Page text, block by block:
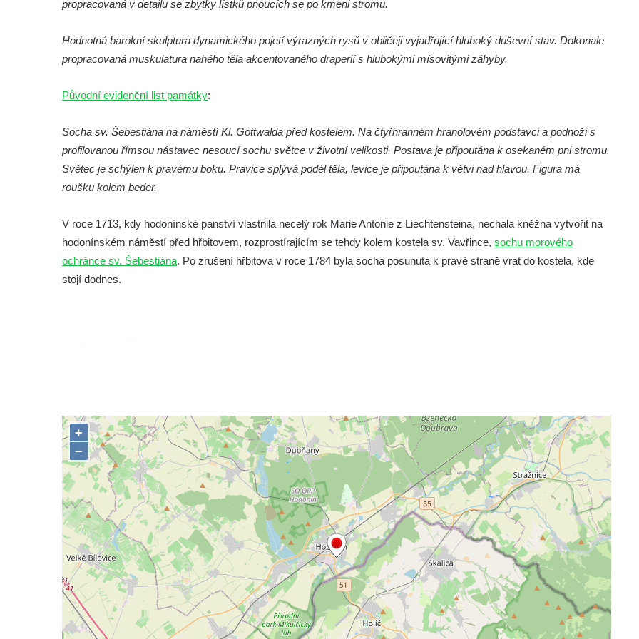
Socha Orlice v ZOO Hluboká
Socha Tygr v ZOO Hluboká
Socha Včela v ZOO Hluboká
Socha Housenka v ZOO Hluboká
Socha Nosorožík v ZOO Hluboká
Socha Beruška v ZOO Hluboká
Socha Vážka v ZOO Hluboká
Socha Volavka v ZOO Hluboká
Flamingo trůn v ZOO Hluboká
Reliéf Rodina a práce na budově záložny
čp. 69/1 v Českých Budějovicích
Socha Jana Valeria Jirsíka u Černé věže v
Českých Budějovicích
Socha Krista klesajícího pod křížem u
kostela svatého Mikuláše v Českých
Budějovicích
Socha svatého Jana Nepomuckého u
kostela svaté Rodiny v Českých
Budějovicích
Socha S tebou v parku na Senovážném
náměstí v Českých Budějovicích
propracovaná v detailu se zbytky lístků pnoucích se po kmeni stromu.
Hodnotná barokní skulptura dynamického pojetí výrazných rysů v obličeji vyjadřující hluboký duševní stav. Dokonale
propracovaná muskulatura nahého těla akcentovaného draperií s hlubokými mísovitými záhyby.
Původní evidenční list památky:
Socha sv. Šebestiána na náměstí Kl. Gottwalda před kostelem. Na čtyřhranném hranolovém podstavci a podnoži s
profilovanou římsou nástavec nesoucí sochu světce v životní velikosti. Postava je připoutána k osekaném pni stromu.
Světec je schýlen k pravému boku. Pravice splývá podél těla, levice je připoutána k větvi nad hlavou. Figura má
roušku kolem beder.
V roce 1713, kdy hodonínské panství vlastnila necelý rok Marie Antonie z Liechtensteina, nechala kněžna vytvořit na
hodonínském náměstí před hřbitovem, rozprostírajícím se tehdy kolem kostela sv. Vavřince, sochu morového
ochránce sv. Šebestiána. Po zrušení hřbitova v roce 1784 byla socha posunuta k pravé straně vrat do kostela, kde
stojí dodnes.